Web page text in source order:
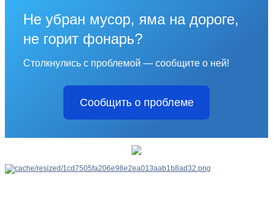
Не убран мусор, яма на дороге,
не горит фонарь?
Столкнулись с проблемой — сообщите о ней!
Сообщить о проблеме